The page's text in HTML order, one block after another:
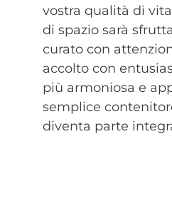
vostra qualità di
di spazio sarà
curato con
accolto con
più armoniosa e
semplice
diventa parte